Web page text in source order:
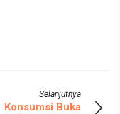
Selanjutnya
Konsumsi Buka